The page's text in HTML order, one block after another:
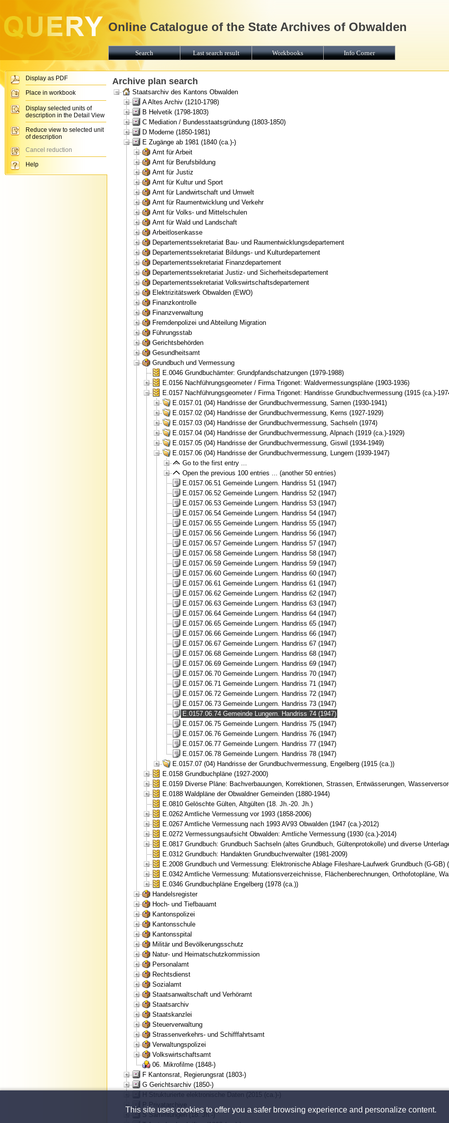
Archive plan search
Staatsarchiv des Kantons Obwalden
A Altes Archiv (1210-1798)
B Helvetik (1798-1803)
C Mediation / Bundesstaatsgründung (1803-1850)
D Moderne (1850-1981)
E Zugänge ab 1981 (1840 (ca.)-)
Amt für Arbeit
Amt für Berufsbildung
Amt für Justiz
Amt für Kultur und Sport
Amt für Landwirtschaft und Umwelt
Amt für Raumentwicklung und Verkehr
Amt für Volks- und Mittelschulen
Amt für Wald und Landschaft
Arbeitlosenkasse
Departementssekretariat Bau- und Raumentwicklungsdepartement
Departementssekretariat Bildungs- und Kulturdepartement
Departementssekretariat Finanzdepartement
Departementssekretariat Justiz- und Sicherheitsdepartement
Departementssekretariat Volkswirtschaftsdepartement
Elektrizitätswerk Obwalden (EWO)
Finanzkontrolle
Finanzverwaltung
Fremdenpolizei und Abteilung Migration
Führungsstab
Gerichtsbehörden
Gesundheitsamt
Grundbuch und Vermessung
E.0046 Grundbuchämter: Grundpfandschatzungen (1979-1988)
E.0156 Nachführungsgeometer / Firma Trigonet: Waldvermessungspläne (1903-1936)
E.0157 Nachführungsgeometer / Firma Trigonet: Handrisse Grundbuchvermessung (1915 (ca.)-
E.0157.01 (04) Handrisse der Grundbuchvermessung, Sarnen (1930-1941)
E.0157.02 (04) Handrisse der Grundbuchvermessung, Kerns (1927-1929)
E.0157.03 (04) Handrisse der Grundbuchvermessung, Sachseln (1974)
E.0157.04 (04) Handrisse der Grundbuchvermessung, Alpnach (1919 (ca.)-1929)
E.0157.05 (04) Handrisse der Grundbuchvermessung, Giswil (1934-1949)
E.0157.06 (04) Handrisse der Grundbuchvermessung, Lungern (1939-1947)
Go to the first entry ...
Open the previous 100 entries ... (another 50 entries)
E.0157.06.51 Gemeinde Lungern. Handriss 51 (1947)
E.0157.06.52 Gemeinde Lungern. Handriss 52 (1947)
E.0157.06.53 Gemeinde Lungern. Handriss 53 (1947)
E.0157.06.54 Gemeinde Lungern. Handriss 54 (1947)
E.0157.06.55 Gemeinde Lungern. Handriss 55 (1947)
E.0157.06.56 Gemeinde Lungern. Handriss 56 (1947)
E.0157.06.57 Gemeinde Lungern. Handriss 57 (1947)
E.0157.06.58 Gemeinde Lungern. Handriss 58 (1947)
E.0157.06.59 Gemeinde Lungern. Handriss 59 (1947)
E.0157.06.60 Gemeinde Lungern. Handriss 60 (1947)
E.0157.06.61 Gemeinde Lungern. Handriss 61 (1947)
E.0157.06.62 Gemeinde Lungern. Handriss 62 (1947)
E.0157.06.63 Gemeinde Lungern. Handriss 63 (1947)
E.0157.06.64 Gemeinde Lungern. Handriss 64 (1947)
E.0157.06.65 Gemeinde Lungern. Handriss 65 (1947)
E.0157.06.66 Gemeinde Lungern. Handriss 66 (1947)
E.0157.06.67 Gemeinde Lungern. Handriss 67 (1947)
E.0157.06.68 Gemeinde Lungern. Handriss 68 (1947)
E.0157.06.69 Gemeinde Lungern. Handriss 69 (1947)
E.0157.06.70 Gemeinde Lungern. Handriss 70 (1947)
E.0157.06.71 Gemeinde Lungern. Handriss 71 (1947)
E.0157.06.72 Gemeinde Lungern. Handriss 72 (1947)
E.0157.06.73 Gemeinde Lungern. Handriss 73 (1947)
E.0157.06.74 Gemeinde Lungern. Handriss 74 (1947)
E.0157.06.75 Gemeinde Lungern. Handriss 75 (1947)
E.0157.06.76 Gemeinde Lungern. Handriss 76 (1947)
E.0157.06.77 Gemeinde Lungern. Handriss 77 (1947)
E.0157.06.78 Gemeinde Lungern. Handriss 78 (1947)
E.0157.07 (04) Handrisse der Grundbuchvermessung, Engelberg (1915 (ca.))
E.0158 Grundbuchpläne (1927-2000)
E.0159 Diverse Pläne: Bachverbauungen, Korrektionen, Strassen, Entwässerungen,
E.0188 Waldpläne der Obwaldner Gemeinden (1880-1944)
E.0810 Gelöschte Gülten, Altgülten (18. Jh.-20. Jh.)
E.0262 Amtliche Vermessung vor 1993 (1858-2006)
E.0267 Amtliche Vermessung nach 1993 AV93 Obwalden (1947 (ca.)-2012)
E.0272 Vermessungsaufsicht Obwalden: Amtliche Vermessung (1930 (ca.)-2014)
E.0817 Grundbuch: Grundbuch Sachseln (altes Grundbuch, Gültenprotokolle) und diverse
E.0312 Grundbuch: Handakten Grundbuchverwalter (1981-2009)
E.2008 Grundbuch und Vermessung: Elektronische Ablage Fileshare-Laufwerk Grundbuch (G-GB)
E.0342 Amtliche Vermessung: Mutationsverzeichnisse, Flächenberechnungen, Orthofotopläne,
E.0346 Grundbuchpläne Engelberg (1978 (ca.))
Handelsregister
Hoch- und Tiefbauamt
Kantonspolizei
Kantonsschule
Kantonsspital
Militär und Bevölkerungsschutz
Natur- und Heimatschutzkommission
Personalamt
Rechtsdienst
Sozialamt
Staatsanwaltschaft und Verhöramt
Staatsarchiv
Staatskanzlei
Steuerverwaltung
Strassenverkehrs- und Schifffahrtsamt
Verwaltungspolizei
Volkswirtschaftsamt
06. Mikrofilme (1848-)
F Kantonsrat, Regierungsrat (1803-)
G Gerichtsarchiv (1850-)
H Strukturierte elektronische Daten (2015 (ca.)-)
P Privatarchive
S Sammlungen (18. Jh.-)
Online Catalogue of the State Archives of Obwalden
Search Last search result Workbooks Info Corner
Display as PDF
Place in workbook
Display selected units of
description in the Detail View
Reduce view to selected unit
of description
Cancel reduction
Help
This site uses cookies to offer you a safer browsing experience and personalize content.